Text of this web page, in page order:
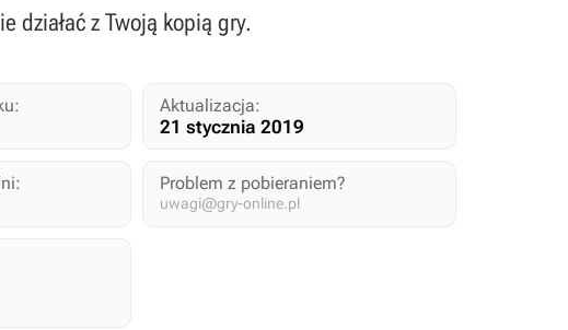
działać z Twoją kopią gry.
Aktualizacja:
21 stycznia 2019
Problem z pobieraniem?
uwagi@gry-online.pl